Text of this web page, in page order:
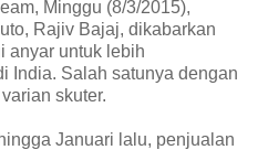
Minggu (8/3/2015),
Rajiv Bajaj, dikabarkan
anyar untuk lebih
India. Salah satunya dengan
skuter.
Januari lalu, penjualan